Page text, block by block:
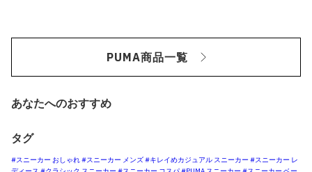
PUMA商品一覧
あなたへのおすすめ
タグ
#スニーカー おしゃれ#スニーカー メンズ#キレイめカジュアル スニーカー #スニーカー レ